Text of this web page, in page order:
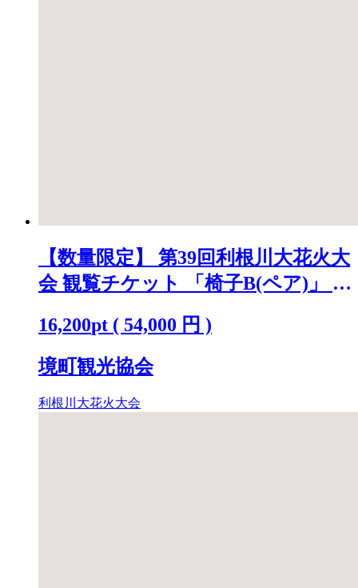
【数量限定】 第39回利根川大花火大
会 観覧チケット 「椅子B(ペア)」 ※
16,200pt ( 54,000 円 )
境町観光協会
利根川大花火大会